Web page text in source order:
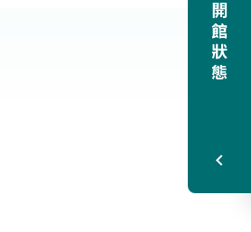
開館狀態